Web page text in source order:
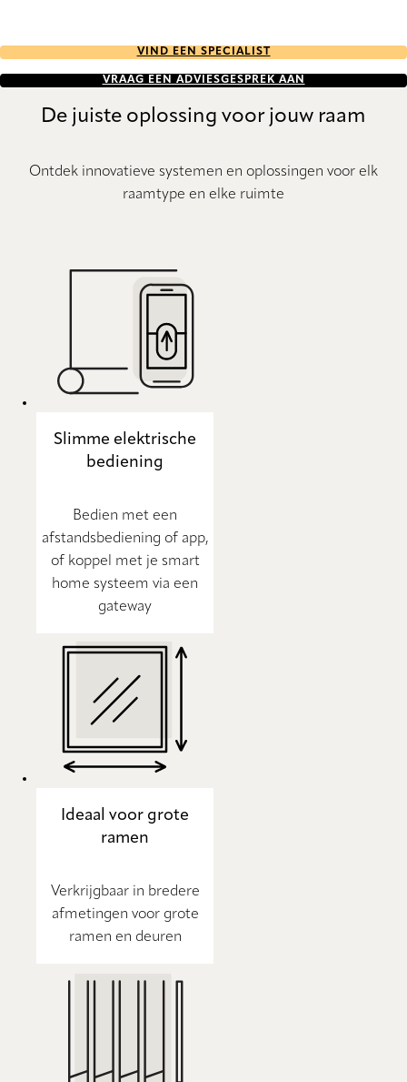
VIND EEN SPECIALIST
VRAAG EEN ADVIESGESPREK AAN
De juiste oplossing voor jouw raam
Ontdek innovatieve systemen en oplossingen voor elk
raamtype en elke ruimte
Slimme elektrische
bediening
Bedien met een
afstandsbediening of app,
of koppel met je smart
home systeem via een
gateway
Ideaal voor grote
ramen
Verkrijgbaar in bredere
afmetingen voor grote
ramen en deuren